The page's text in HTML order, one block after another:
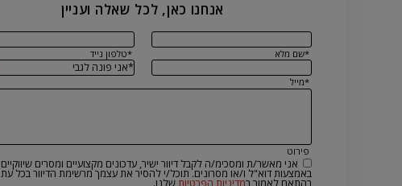
אנחנו כאן, לכל שאלה ועניין
*שם מלא *טלפון נייד
*מייל
פירוט
אני מאשר/ת ומסכימ/ה לקבל דיוור ישיר, עדכונים מקצועיים ומסרים שיווקיים
באמצעות דוא"ל ו/או מסרונים. תוכל/י להסיר את עצמך מרשימת הדיוור בכל עת
בהתאם לאמור במדיניות הפרטיות שלנו.